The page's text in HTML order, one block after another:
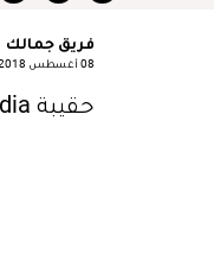
فريق جمالك
08 أغسطس 2018
حقيبة Obsedia الكلاسيكيّة من Givenchy هي على قائمة مشترياتنا. تجدينها لدى Mytheresa.com